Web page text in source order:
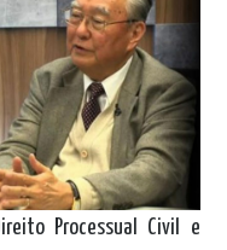
Processual Civil e